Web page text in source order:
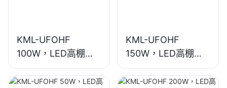
KML-UFOHF
100W，LED高棚燈
供應商，適用於工業
廠房、倉庫和其他室
KML-UFOHF
150W，LED高棚燈
供應商，適用於工業
廠房、體育館等室內